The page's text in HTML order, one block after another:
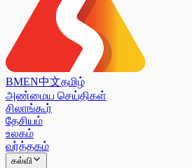
BMEN中文தமிழ்
அண்மைய செய்திகள்
சிலாங்கூர்
தேசியம்
உலகம்
வர்த்தகம்
கல்வி